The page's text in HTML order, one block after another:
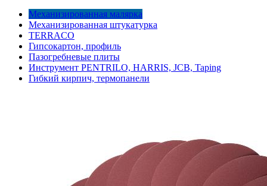
Механизированная малярка
Механизированная штукатурка
TERRACO
Гипсокартон, профиль
Пазогребневые плиты
Инструмент PENTRILO, HARRIS, JCB, Taping
Гибкий кирпич, термопанели